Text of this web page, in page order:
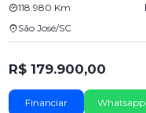
118.980 Km
São José/SC
R$ 179.900,00
Financiar Whatsapp